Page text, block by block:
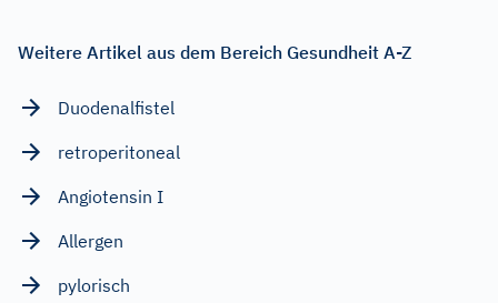
Weitere Artikel aus dem Bereich Gesundheit A-Z
Duodenalfistel
retroperitoneal
Angiotensin I
Allergen
pylorisch